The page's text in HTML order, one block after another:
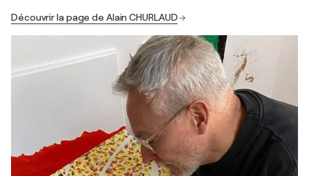
Découvrir la page de Alain CHURLAUD